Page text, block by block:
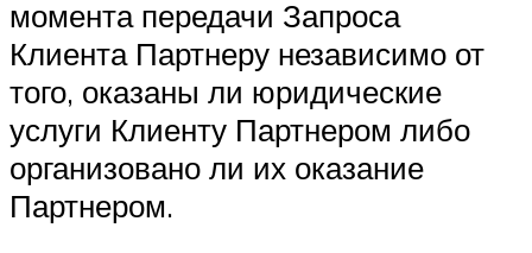
момента передачи Запроса
Клиента Партнеру независимо от
того, оказаны ли юридические
услуги Клиенту Партнером либо
организовано ли их оказание
Партнером.